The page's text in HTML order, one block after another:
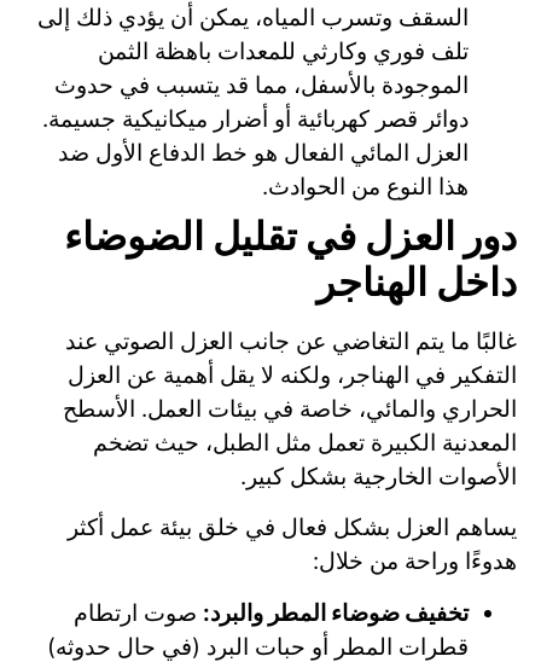
السقف وتسرب المياه، يمكن أن يؤدي ذلك إلى
تلف فوري وكارثي للمعدات باهظة الثمن
الموجودة بالأسفل، مما قد يتسبب في حدوث
دوائر قصر كهربائية أو أضرار ميكانيكية جسيمة.
العزل المائي الفعال هو خط الدفاع الأول ضد
هذا النوع من الحوادث.
دور العزل في تقليل الضوضاء
داخل الهناجر
غالبًا ما يتم التغاضي عن جانب العزل الصوتي عند
التفكير في الهناجر، ولكنه لا يقل أهمية عن العزل
الحراري والمائي، خاصة في بيئات العمل. الأسطح
المعدنية الكبيرة تعمل مثل الطبل، حيث تضخم
الأصوات الخارجية بشكل كبير.
يساهم العزل بشكل فعال في خلق بيئة عمل أكثر
هدوءًا وراحة من خلال:
تخفيف ضوضاء المطر والبرد: صوت ارتطام
قطرات المطر أو حبات البرد (في حال حدوثه)